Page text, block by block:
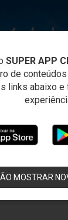
SUPER APP
de
links abaixo
MOSTRAR
de tickets
Preta, na